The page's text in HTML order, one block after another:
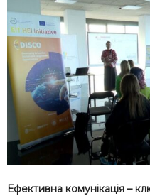
Ефективна комунікація –